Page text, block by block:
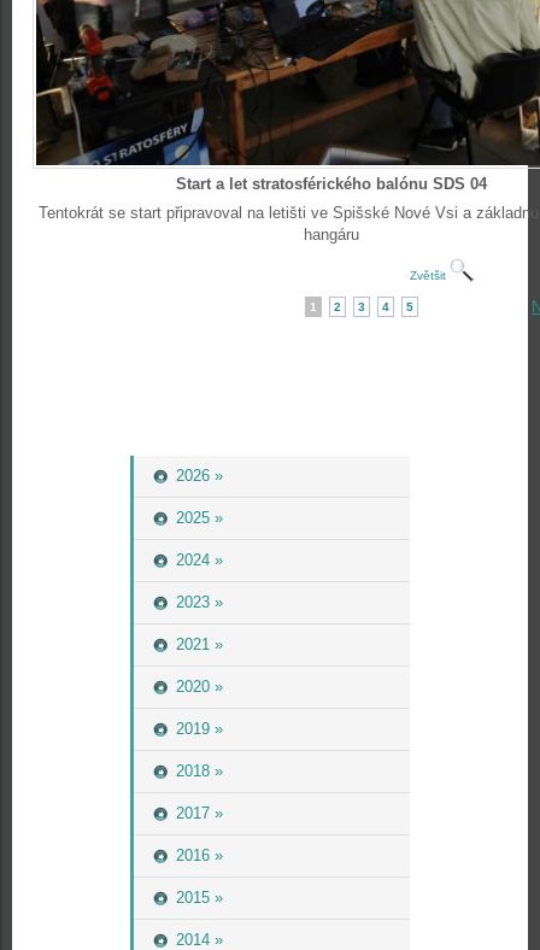
2026 »
2025 »
2024 »
2023 »
2021 »
2020 »
2019 »
2018 »
2017 »
2016 »
2015 »
2014 »
Start a let stratosférického balónu SDS 04
Tentokrát se start připravoval na letišti ve Spišské Nové Vsi a
hangáru
Zvětšit
1 2 3 4 5